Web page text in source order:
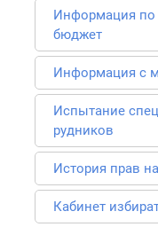
Информация
бюджет
Информация с
Испытание
рудников
История прав
Кабинет